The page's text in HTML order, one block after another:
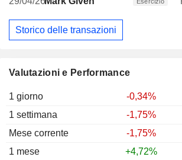
Valutazioni e Performance
1 giorno
-0,34%
1 settimana
-1,75%
Mese corrente
-1,75%
1 mese
+4,72%
Storico delle transazioni